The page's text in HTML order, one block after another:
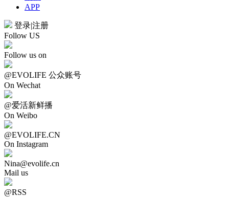
APP
登录|注册
Follow US
Follow us on
@EVOLIFE 公众账号
On Wechat
@爱活新鲜播
On Weibo
@EVOLIFE.CN
On Instagram
Nina@evolife.cn
Mail us
@RSS